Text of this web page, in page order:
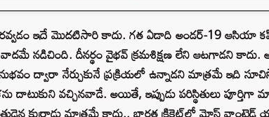
ఇదే మొదటిసారి కాదు. గత ఏడాది అండర్-19 ఆసియా
నడిచింది. దీనర్థం వైభవ్ క్రమశిక్షణ లేని ఆటగాడని కాదు.
ద్వారా నేర్చుకునే ప్రక్రియలో ఉన్నాడని మాత్రమే ఇది
దాటుకుని వచ్చినవాడే. అయితే, ఇప్పుడు పరిస్థితులు